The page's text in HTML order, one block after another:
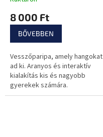
8 000 Ft
BŐVEBBEN
Vesszőparipa, amely hangokat
ad ki. Aranyos és interaktív
kialakítás kis és nagyobb
gyerekek számára.